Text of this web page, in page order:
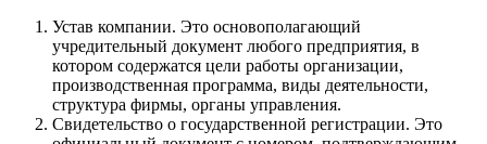
Устав компании. Это основополагающий
учредительный документ любого предприятия, в
котором содержатся цели работы организации,
производственная программа, виды деятельности,
структура фирмы, органы управления.
Свидетельство о государственной регистрации. Это